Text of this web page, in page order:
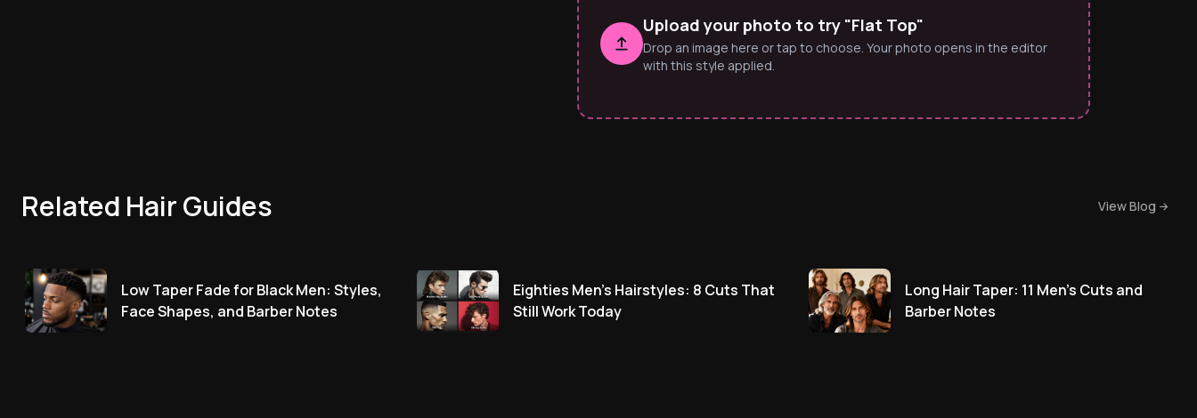
Upload your photo to try "Flat Top"
Drop an image here or tap to choose. Your photo opens in the editor
with this style applied.
Related Hair Guides View Blog
Low Taper Fade for Black Men: Styles,
Face Shapes, and Barber Notes
Eighties Men’s Hairstyles: 8 Cuts That
Still Work Today
Long Hair Taper: 11 Men's Cuts and
Barber Notes